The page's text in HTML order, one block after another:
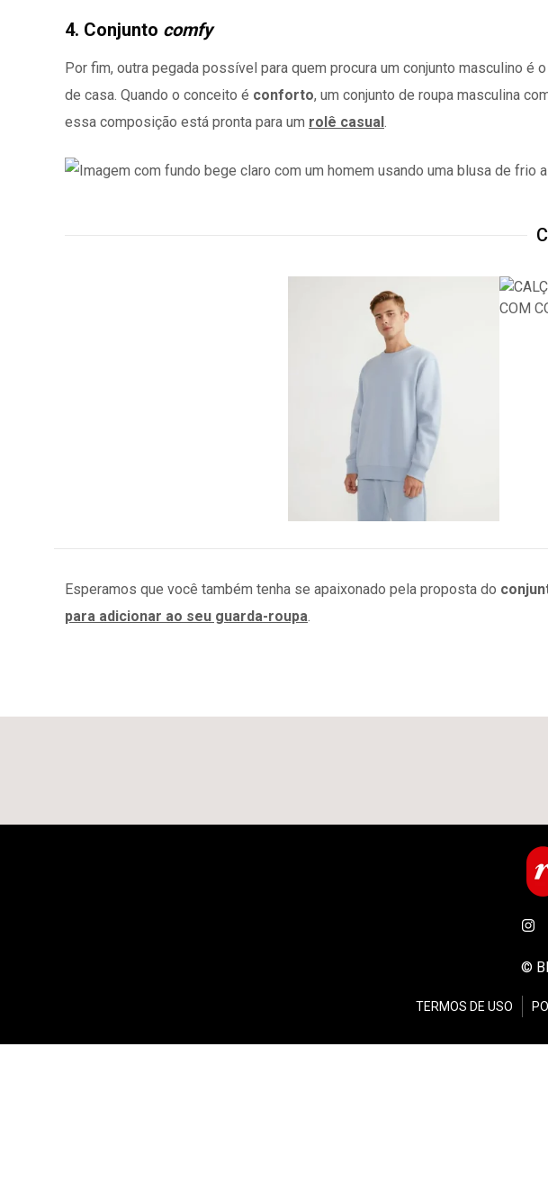
4. Conjunto comfy
Por fim, outra pegada possível para quem procura um conjunto masculino é o
de casa. Quando o conceito é conforto, um conjunto de roupa masculina
essa composição está pronta para um rolê casual.
Esperamos que você também tenha se apaixonado pela proposta do
para adicionar ao seu guarda-roupa
©
TERMOS DE USO